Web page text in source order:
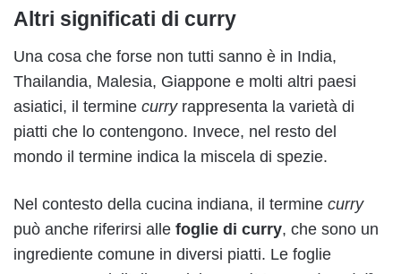
Altri significati di curry
Una cosa che forse non tutti sanno è in India,
Thailandia, Malesia, Giappone e molti altri paesi
asiatici, il termine curryrappresenta la varietà di
piatti che lo contengono. Invece, nel resto del
mondo il termine indica la miscela di spezie.
Nel contesto della cucina indiana, il termine curry
può anche riferirsi alle foglie di curry, che sono un
ingrediente comune in diversi piatti. Le foglie